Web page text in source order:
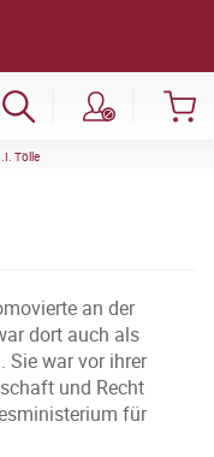
Tölle
an der
dort auch als
war vor ihrer
und Recht
für